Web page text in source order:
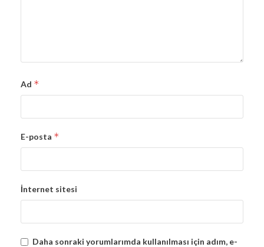
Ad *
E-posta *
İnternet sitesi
Daha sonraki yorumlarımda kullanılması için adım, e-